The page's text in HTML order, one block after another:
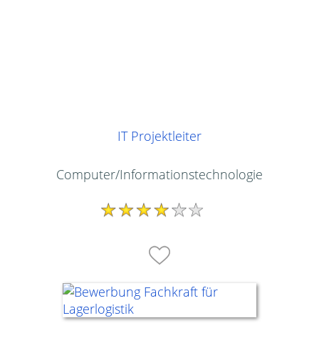
IT Projektleiter
Computer/Informationstechnologie